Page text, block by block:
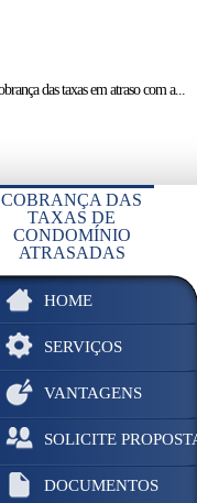
das taxas em atrasocom a...
COBRANÇA DAS
TAXAS DE
CONDOMÍNIO
ATRASADAS
HOME
SERVIÇOS
VANTAGENS
SOLICITE
DOCUMENTOS